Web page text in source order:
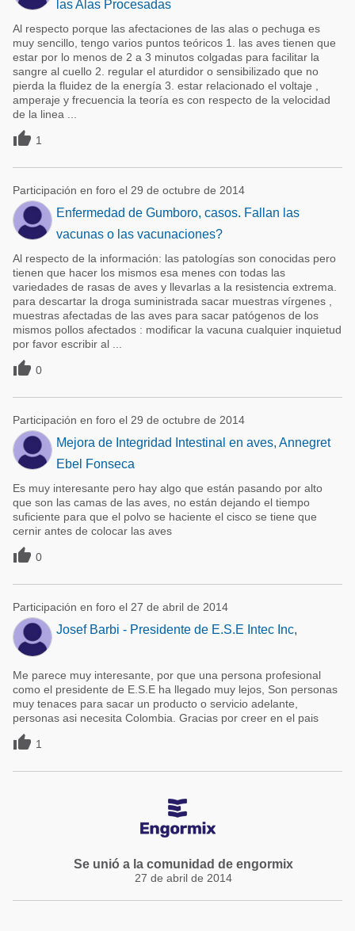
las Alas Procesadas
Al respecto porque las afectaciones de las alas o pechuga es
muy sencillo, tengo varios puntos teóricos 1. las aves tienen que
estar por lo menos de 2 a 3 minutos colgadas para facilitar la
sangre al cuello 2. regular el aturdidor o sensibilizado que no
pierda la fluidez de la energía 3. estar relacionado el voltaje ,
amperaje y frecuencia la teoría es con respecto de la velocidad
de la linea ...
 1
Participación en foro el 29 de octubre de 2014
Enfermedad de Gumboro, casos. Fallan las
vacunas o las vacunaciones?
Al respecto de la información: las patologías son conocidas pero
tienen que hacer los mismos esa menes con todas las
variedades de rasas de aves y llevarlas a la resistencia extrema.
para descartar la droga suministrada sacar muestras vírgenes ,
muestras afectadas de las aves para sacar patógenos de los
mismos pollos afectados : modificar la vacuna cualquier inquietud
por favor escribir al ...
 0
Participación en foro el 29 de octubre de 2014
Mejora de Integridad Intestinal en aves, Annegret
Ebel Fonseca
Es muy interesante pero hay algo que están pasando por alto
que son las camas de las aves, no están dejando el tiempo
suficiente para que el polvo se haciente el cisco se tiene que
cernir antes de colocar las aves
 0
Participación en foro el 27 de abril de 2014
Josef Barbi - Presidente de E.S.E Intec Inc,
Me parece muy interesante, por que una persona profesional
como el presidente de E.S.E ha llegado muy lejos, Son personas
muy tenaces para sacar un producto o servicio adelante,
personas asi necesita Colombia. Gracias por creer en el pais
 1
Se unió a la comunidad de engormix
27 de abril de 2014